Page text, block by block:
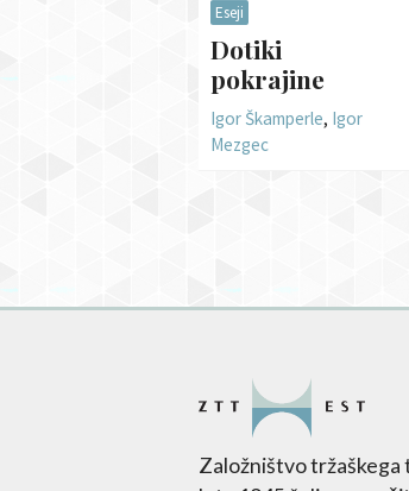
Eseji
Dotiki
pokrajine
Igor Škamperle, Igor
Mezgec
Založništvo tržaškega